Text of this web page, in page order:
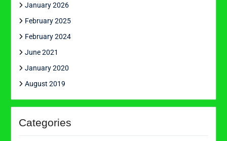
January 2026
February 2025
February 2024
June 2021
January 2020
August 2019
Categories